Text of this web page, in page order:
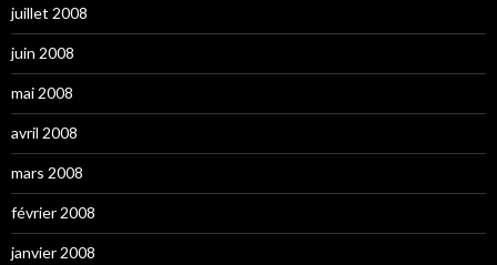
juillet 2008
juin 2008
mai 2008
avril 2008
mars 2008
février 2008
janvier 2008